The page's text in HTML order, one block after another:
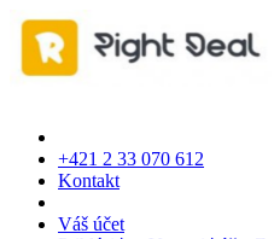
+421 2 33 070 612
Kontakt
Váš účet